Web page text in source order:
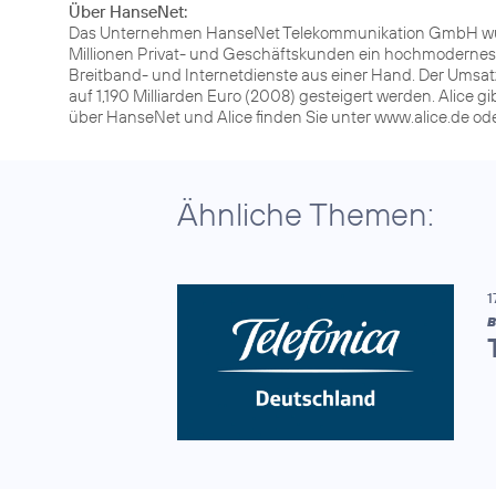
Über HanseNet:
Das Unternehmen HanseNet Telekommunikation GmbH
Millionen Privat- und Geschäftskunden ein
Breitband- und Internetdienste aus einer Hand. Der
auf 1,190 Milliarden Euro (2008) gesteigert werden. Alice
über HanseNet und Alice finden Sie unter www.alice.de
Ähnliche Themen: